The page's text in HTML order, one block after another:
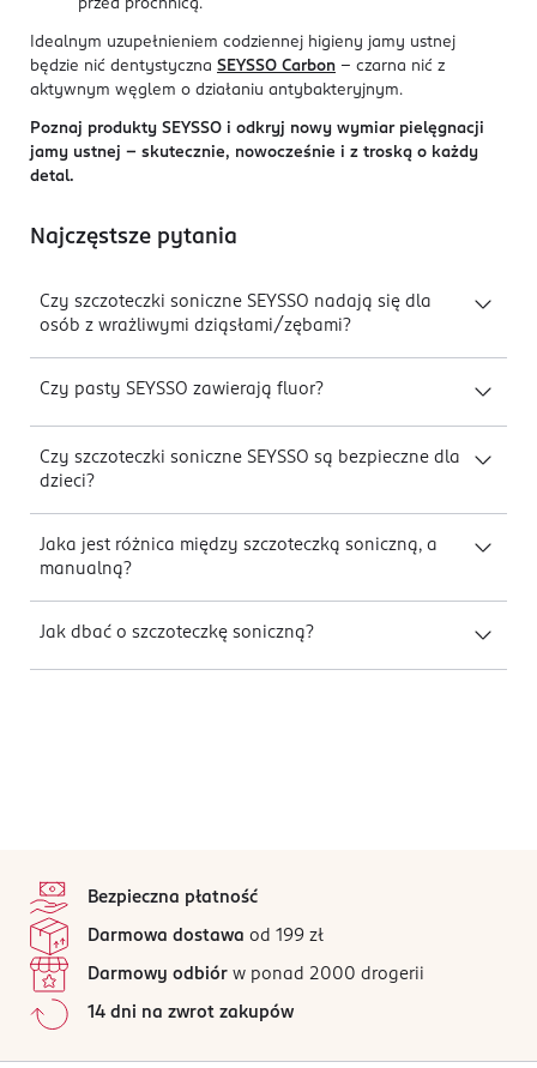
przed próchnicą.
Idealnym uzupełnieniem codziennej higieny jamy ustnej
będzie nić dentystyczna SEYSSO Carbon – czarna nić z
aktywnym węglem o działaniu antybakteryjnym.
Poznaj produkty SEYSSO i odkryj nowy wymiar pielęgnacji
jamy ustnej – skutecznie, nowocześnie i z troską o każdy
detal.
Najczęstsze pytania
Czy szczoteczki soniczne SEYSSO nadają się dla
osób z wrażliwymi dziąsłami/zębami?
Czy pasty SEYSSO zawierają fluor?
Czy szczoteczki soniczne SEYSSO są bezpieczne dla
dzieci?
Jaka jest różnica między szczoteczką soniczną, a
manualną?
Jak dbać o szczoteczkę soniczną?
Bezpieczna płatność
Darmowa dostawa od 199 zł
Darmowy odbiór w ponad 2000 drogerii
14 dni na zwrot zakupów